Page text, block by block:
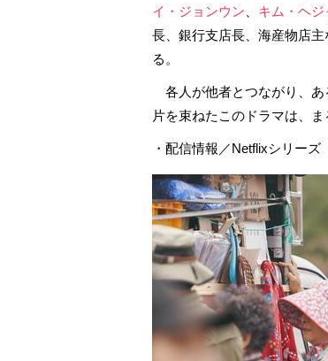
イ・ジョンウン
キム・ヘジ
長、銀行支店長、海産物店
る。
各人が他者とつながり、あ
片を束ねたこのドラマは、
・配信情報／Netflixシリーズ